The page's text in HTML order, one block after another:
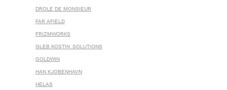
DROLE DE MONSIEUR
FAR AFIELD
FRIZMWORKS
GLEB KOSTIN .SOLUTIONS
GOLDWIN
HAN KJOBENHAVN
HELAS